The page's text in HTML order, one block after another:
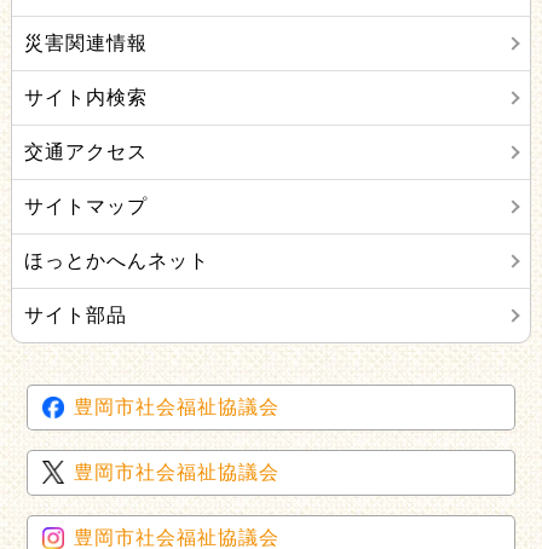
災害関連情報
サイト内検索
交通アクセス
サイトマップ
ほっとかへんネット
サイト部品
豊岡市社会福祉協議会
豊岡市社会福祉協議会
豊岡市社会福祉協議会